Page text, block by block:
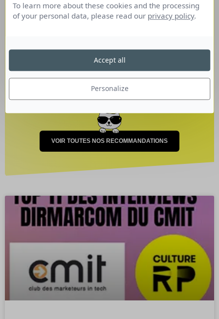
de nouvelles sources d’informations et quelles
sont leurs attentes face aux communicants ?
14 juin 2022
VOIR TOUTES NOS RECOMMANDATIONS
To learn more about these cookies and the processing
of your personal data, please read our privacy policy.
Personalize
Accept all